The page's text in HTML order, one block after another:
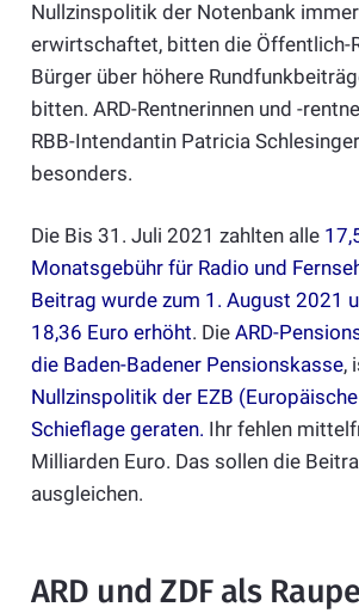
Nullzinspolitik der Notenbank
erwirtschaftet, bitten die Öffentlich-
Bürger über höhere
bitten. ARD-Rentnerinnen und -
RBB-Intendantin Patricia
besonders.
Die Bis 31. Juli 2021 zahlten alle
Monatsgebühr für Radio und
Beitrag wurde zum 1. August 2021
18,36 Euro erhöht. Die ARD-
die Baden-Badener Pensionskasse,
Nullzinspolitik der EZB
Schieflage geraten. Ihr fehlen
Milliarden Euro. Das sollen die
ausgleichen.
ARD und ZDF als Raupe